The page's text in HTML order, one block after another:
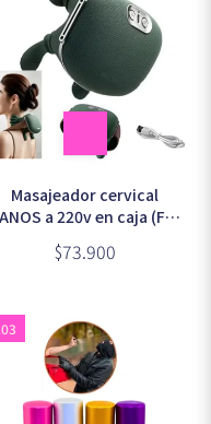
Masajeador cervical
a 220v en caja (FH-
$73.900